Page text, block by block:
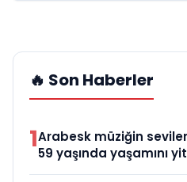
🔥 Son Haberler
1Arabesk müziğin
59 yaşında yaşamını